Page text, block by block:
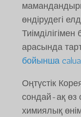
өндірудегі
арасында
бойынша
Оңтүстік
сондай-ақ өз
химиялық